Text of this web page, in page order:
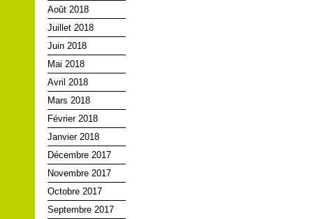
Août 2018
Juillet 2018
Juin 2018
Mai 2018
Avril 2018
Mars 2018
Février 2018
Janvier 2018
Décembre 2017
Novembre 2017
Octobre 2017
Septembre 2017